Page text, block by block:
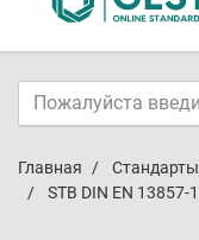
Главная
STB DIN EN 13857-